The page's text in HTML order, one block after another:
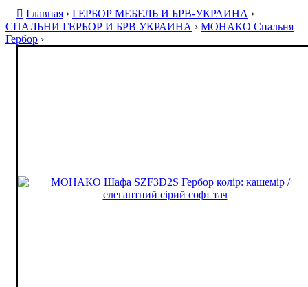
Главная › ГЕРБОР МЕБЕЛЬ И БРВ-УКРАИНА ›
СПАЛЬНИ ГЕРБОР И БРВ УКРАИНА › МОНАКО Спальня
Гербор ›